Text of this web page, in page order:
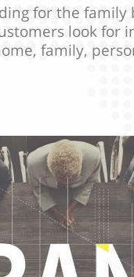
for the family
look for
family,